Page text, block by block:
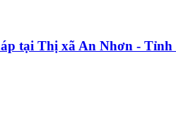
tại Thị xã An Nhơn -